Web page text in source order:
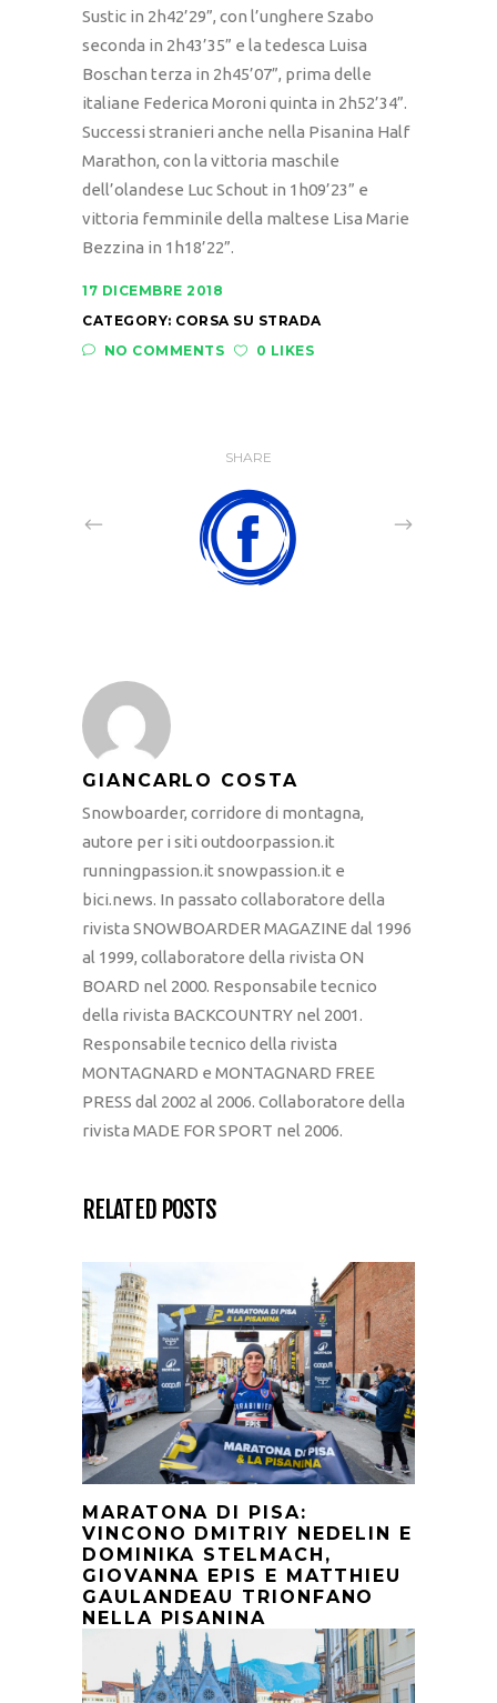
Sustic in 2h42’29”, con l’unghere Szabo
seconda in 2h43’35” e la tedesca Luisa
Boschan terza in 2h45’07”, prima delle
italiane Federica Moroni quinta in 2h52’34”.
Successi stranieri anche nella Pisanina Half
Marathon, con la vittoria maschile
dell’olandese Luc Schout in 1h09’23” e
vittoria femminile della maltese Lisa Marie
Bezzina in 1h18’22”.
17 DICEMBRE 2018
CATEGORY: CORSA SU STRADA
NO COMMENTS
0 LIKES
SHARE
GIANCARLO COSTA
Snowboarder, corridore di montagna,
autore per i siti outdoorpassion.it
runningpassion.it snowpassion.it e
bici.news. In passato collaboratore della
rivista SNOWBOARDER MAGAZINE dal 1996
al 1999, collaboratore della rivista ON
BOARD nel 2000. Responsabile tecnico
della rivista BACKCOUNTRY nel 2001.
Responsabile tecnico della rivista
MONTAGNARD e MONTAGNARD FREE
PRESS dal 2002 al 2006. Collaboratore della
rivista MADE FOR SPORT nel 2006.
RELATED POSTS
MARATONA DI PISA:
VINCONO DMITRIY NEDELIN E
DOMINIKA STELMACH,
GIOVANNA EPIS E MATTHIEU
GAULANDEAU TRIONFANO
NELLA PISANINA